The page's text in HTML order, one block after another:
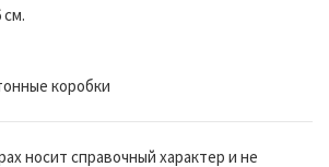
см.
коробки
носит справочный характер и не